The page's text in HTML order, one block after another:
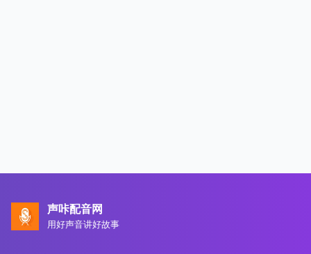
声咔配音网
用好声音讲好故事